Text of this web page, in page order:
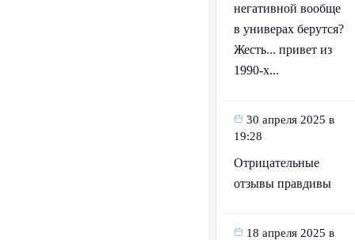
негативной вообще
в универах берутся?
Жесть... привет из
1990-х...
30 апреля 2025 в
19:28
Отрицательные
отзывы правдивы
18 апреля 2025 в